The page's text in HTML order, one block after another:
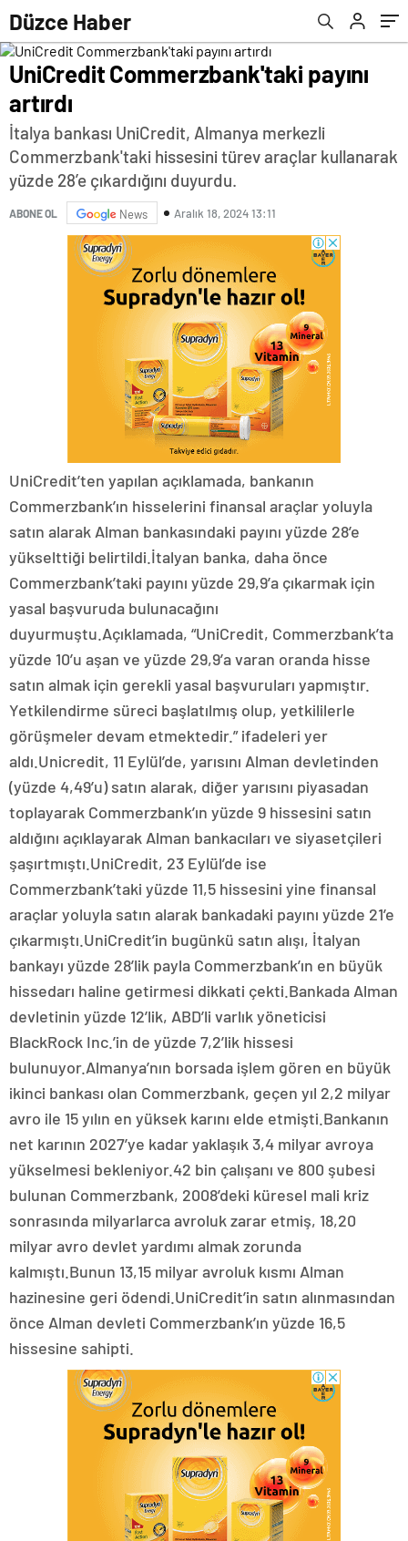
Düzce Haber
UniCredit Commerzbank'taki payını
artırdı
İtalya bankası UniCredit, Almanya merkezli
Commerzbank'taki hissesini türev araçlar kullanarak
yüzde 28’e çıkardığını duyurdu.
ABONE OL News Aralık 18, 2024 13:11
UniCredit’ten yapılan açıklamada, bankanın
Commerzbank’ın hisselerini finansal araçlar yoluyla
satın alarak Alman bankasındaki payını yüzde 28’e
yükselttiği belirtildi.İtalyan banka, daha önce
Commerzbank’taki payını yüzde 29,9’a çıkarmak için
yasal başvuruda bulunacağını
duyurmuştu.Açıklamada, “UniCredit, Commerzbank’ta
yüzde 10’u aşan ve yüzde 29,9’a varan oranda hisse
satın almak için gerekli yasal başvuruları yapmıştır.
Yetkilendirme süreci başlatılmış olup, yetkililerle
görüşmeler devam etmektedir.” ifadeleri yer
aldı.Unicredit, 11 Eylül’de, yarısını Alman devletinden
(yüzde 4,49’u) satın alarak, diğer yarısını piyasadan
toplayarak Commerzbank’ın yüzde 9 hissesini satın
aldığını açıklayarak Alman bankacıları ve siyasetçileri
şaşırtmıştı.UniCredit, 23 Eylül’de ise
Commerzbank’taki yüzde 11,5 hissesini yine finansal
araçlar yoluyla satın alarak bankadaki payını yüzde 21’e
çıkarmıştı.UniCredit’in bugünkü satın alışı, İtalyan
bankayı yüzde 28’lik payla Commerzbank’ın en büyük
hissedarı haline getirmesi dikkati çekti.Bankada Alman
devletinin yüzde 12’lik, ABD’li varlık yöneticisi
BlackRock Inc.’in de yüzde 7,2’lik hissesi
bulunuyor.Almanya’nın borsada işlem gören en büyük
ikinci bankası olan Commerzbank, geçen yıl 2,2 milyar
avro ile 15 yılın en yüksek karını elde etmişti.Bankanın
net karının 2027’ye kadar yaklaşık 3,4 milyar avroya
yükselmesi bekleniyor.42 bin çalışanı ve 800 şubesi
bulunan Commerzbank, 2008’deki küresel mali kriz
sonrasında milyarlarca avroluk zarar etmiş, 18,20
milyar avro devlet yardımı almak zorunda
kalmıştı.Bunun 13,15 milyar avroluk kısmı Alman
hazinesine geri ödendi.UniCredit’in satın alınmasından
önce Alman devleti Commerzbank’ın yüzde 16,5
hissesine sahipti.